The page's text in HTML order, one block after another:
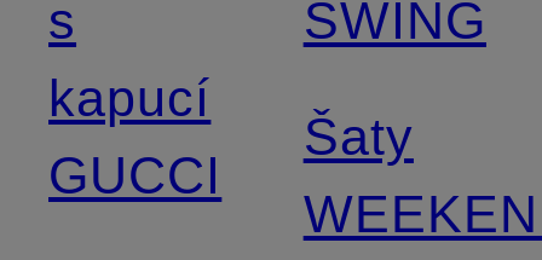
s
kapucí
GUCCI
SWING
Šaty